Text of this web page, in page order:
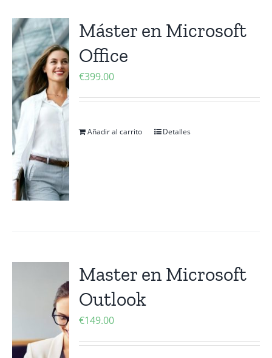
Máster en Microsoft
Office
€399.00
Añadir al carrito Detalles
Master en Microsoft
Outlook
€149.00